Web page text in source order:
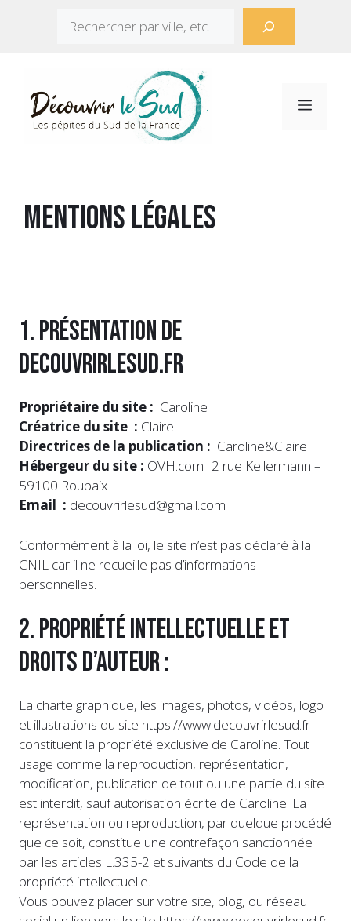
Menu
Mentions légales
1. Présentation de
Decouvrirlesud.fr
Propriétaire du site : Caroline
Créatrice du site : Claire
Directrices de la publication : Caroline&Claire
Hébergeur du site : OVH.com 2 rue Kellermann –
59100 Roubaix
Email : decouvrirlesud@gmail.com
Conformément à la loi, le site n’est pas déclaré à la
CNIL car il ne recueille pas d’informations
personnelles.
2. Propriété intellectuelle et
droits d’auteur :
La charte graphique, les images, photos, vidéos, logo
et illustrations du site https://www.decouvrirlesud.fr
constituent la propriété exclusive de Caroline. Tout
usage comme la reproduction, représentation,
modification, publication de tout ou une partie du site
est interdit, sauf autorisation écrite de Caroline. La
représentation ou reproduction, par quelque procédé
que ce soit, constitue une contrefaçon sanctionnée
par les articles L.335-2 et suivants du Code de la
propriété intellectuelle.
Vous pouvez placer sur votre site, blog, ou réseau